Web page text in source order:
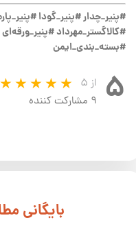
#پنیر_چدار #پنیر_گودا
#کالاگستر_مهرداد
#بسته_بندی_ایمن
۵ از ۵
۹ مشارکت کننده
​بایگانی